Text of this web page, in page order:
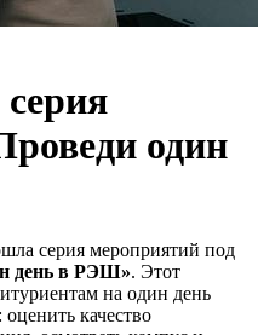
один
серия мероприятий под
день в РЭШ». Этот
на один день
качество